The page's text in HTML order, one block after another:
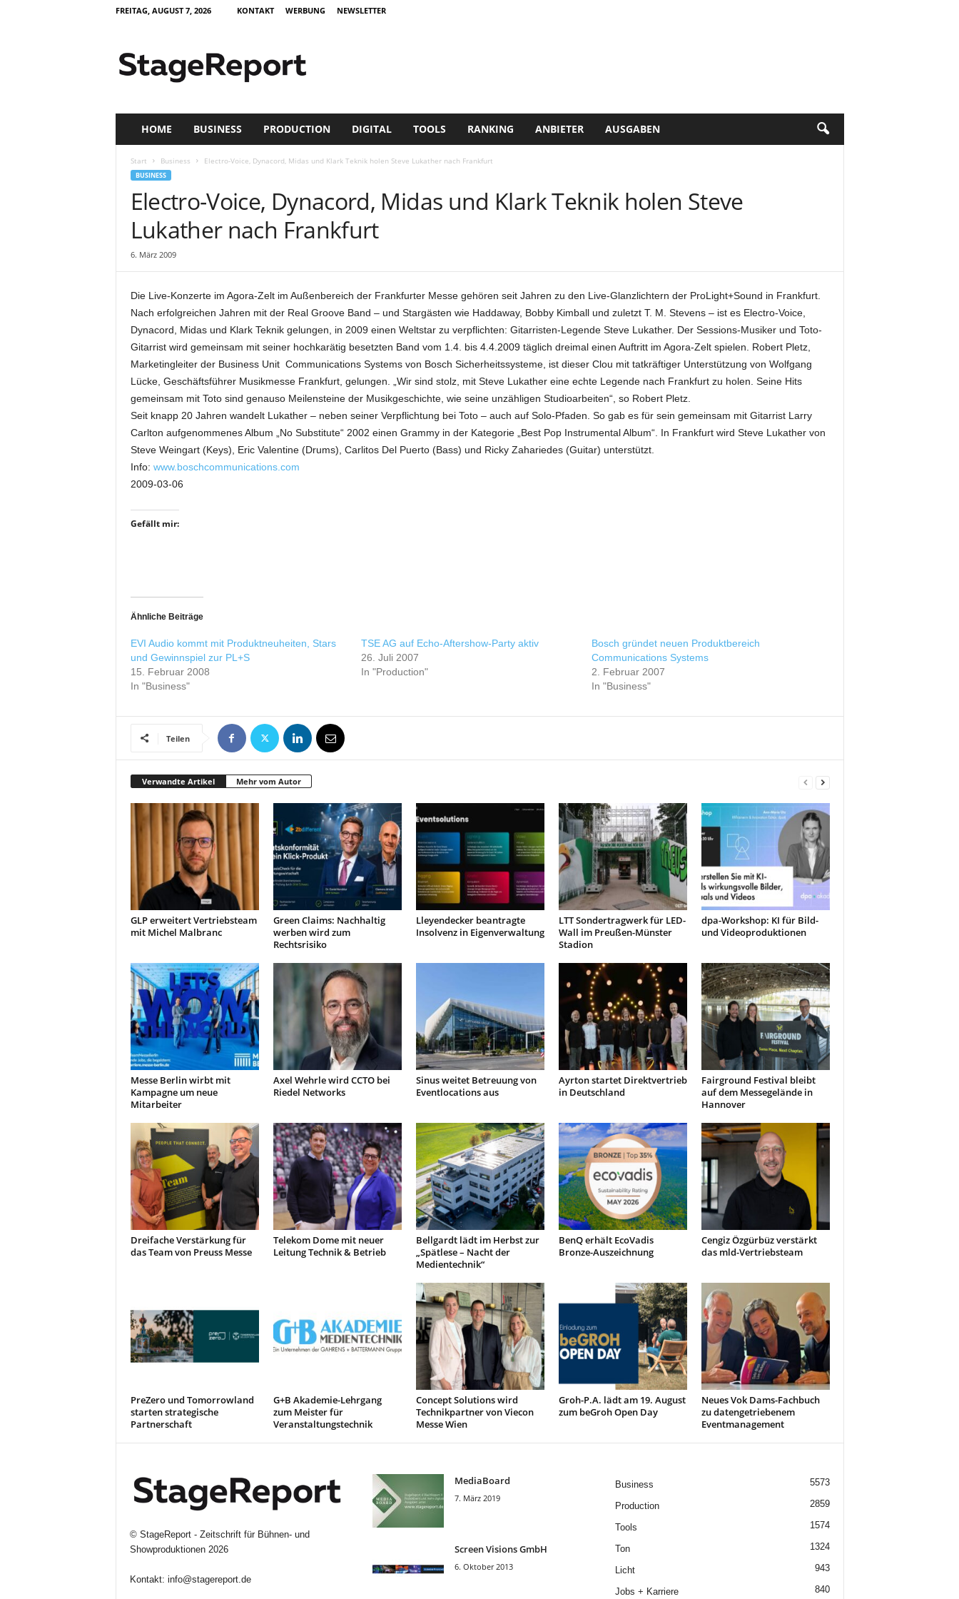
FREITAG, AUGUST 7, 2026 KONTAKT WERBUNG NEWSLETTER
a
s
HOME BUSINESS PRODUCTION DIGITAL TOOLS RANKING ANBIETER AUSGABEN
Start Business Electro-Voice, Dynacord, Midas und Klark Teknik holen Steve Lukather nach Frankfurt
BUSINESS
Electro-Voice, Dynacord, Midas und Klark Teknik holen Steve
Lukather nach Frankfurt
6. März 2009
Die Live-Konzerte im Agora-Zelt im Außenbereich der Frankfurter Messe gehören seit Jahren zu den Live-Glanzlichtern der ProLight+Sound in Frankfurt.
Nach erfolgreichen Jahren mit der Real Groove Band – und Stargästen wie Haddaway, Bobby Kimball und zuletzt T. M. Stevens – ist es Electro-Voice,
Dynacord, Midas und Klark Teknik gelungen, in 2009 einen Weltstar zu verpflichten: Gitarristen-Legende Steve Lukather. Der Sessions-Musiker und Toto-
Gitarrist wird gemeinsam mit seiner hochkarätig besetzten Band vom 1.4. bis 4.4.2009 täglich dreimal einen Auftritt im Agora-Zelt spielen. Robert Pletz,
Marketingleiter der Business Unit Communications Systems von Bosch Sicherheitssysteme, ist dieser Clou mit tatkräftiger Unterstützung von Wolfgang
Lücke, Geschäftsführer Musikmesse Frankfurt, gelungen. „Wir sind stolz, mit Steve Lukather eine echte Legende nach Frankfurt zu holen. Seine Hits
gemeinsam mit Toto sind genauso Meilensteine der Musikgeschichte, wie seine unzähligen Studioarbeiten“, so Robert Pletz.
Seit knapp 20 Jahren wandelt Lukather – neben seiner Verpflichtung bei Toto – auch auf Solo-Pfaden. So gab es für sein gemeinsam mit Gitarrist Larry
Carlton aufgenommenes Album „No Substitute“ 2002 einen Grammy in der Kategorie „Best Pop Instrumental Album“. In Frankfurt wird Steve Lukather von
Steve Weingart (Keys), Eric Valentine (Drums), Carlitos Del Puerto (Bass) und Ricky Zahariedes (Guitar) unterstützt.
Info: www.boschcommunications.com
2009-03-06
Gefällt mir:
Ähnliche Beiträge
EVI Audio kommt mit Produktneuheiten, Stars
und Gewinnspiel zur PL+S
15. Februar 2008
In "Business"
TSE AG auf Echo-Aftershow-Party aktiv
26. Juli 2007
In "Production"
Bosch gründet neuen Produktbereich
Communications Systems
2. Februar 2007
In "Business"
Teilen
Verwandte Artikel Mehr vom Autor
GLP erweitert Vertriebsteam
mit Michel Malbranc
Green Claims: Nachhaltig
werben wird zum
Rechtsrisiko
Lleyendecker beantragte
Insolvenz in Eigenverwaltung
LTT Sondertragwerk für LED-
Wall im Preußen-Münster
Stadion
dpa-Workshop: KI für Bild-
und Videoproduktionen
Messe Berlin wirbt mit
Kampagne um neue
Mitarbeiter
Axel Wehrle wird CCTO bei
Riedel Networks
Sinus weitet Betreuung von
Eventlocations aus
Ayrton startet Direktvertrieb
in Deutschland
Fairground Festival bleibt
auf dem Messegelände in
Hannover
Dreifache Verstärkung für
das Team von Preuss Messe
Telekom Dome mit neuer
Leitung Technik & Betrieb
Bellgardt lädt im Herbst zur
„Spätlese – Nacht der
Medientechnik“
BenQ erhält EcoVadis
Bronze-Auszeichnung
Cengiz Özgürbüz verstärkt
das mld-Vertriebsteam
PreZero und Tomorrowland
starten strategische
Partnerschaft
G+B Akademie-Lehrgang
zum Meister für
Veranstaltungstechnik
Concept Solutions wird
Technikpartner von Viecon
Messe Wien
Groh-P.A. lädt am 19. August
zum beGroh Open Day
Neues Vok Dams-Fachbuch
zu datengetriebenem
Eventmanagement
© StageReport - Zeitschrift für Bühnen- und
Showproduktionen2026
Kontakt: info@stagereport.de
MediaBoard
7. März 2019
Screen Visions GmbH
6. Oktober 2013
Business 5573
Production 2859
Tools 1574
Ton 1324
Licht 943
Jobs + Karriere 840